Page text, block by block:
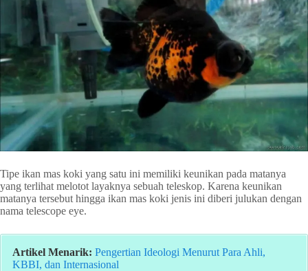
Tipe ikan mas koki yang satu ini memiliki keunikan pada matanya
yang terlihat melotot layaknya sebuah teleskop. Karena keunikan
matanya tersebut hingga ikan mas koki jenis ini diberi julukan dengan
nama telescope eye.
Artikel Menarik: Pengertian Ideologi Menurut Para Ahli,
KBBI, dan Internasional